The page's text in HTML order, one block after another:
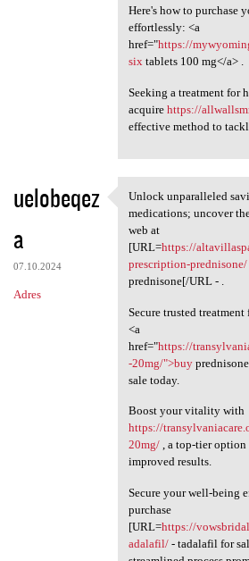
Here's how to purchase
effortlessly: <a
href="https://
sixtablets 100 mg</a> .
Seeking a treatment for
acquire https://
effective method to
uelobeqez
a
07.10.2024
Adres
Unlock
Unlock unparalleled
medications; uncover
web at
[URL=https://
prescription-prednisone/
prednisone[/URL - .
Secure trusted
<a
href="https://
-20mg/">buy
sale today.
Boost your vitality with
https://
20mg/, a top-tier option
improved results.
Secure your well-being
purchase
[URL=https://
adalafil/- tadalafil for